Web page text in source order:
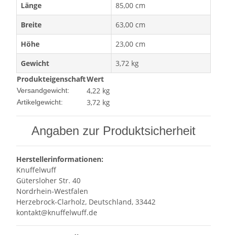
Länge
85,00 cm
Breite
63,00 cm
Höhe
23,00 cm
Gewicht
3,72 kg
ProdukteigenschaftWert
Versandgewicht: 4,22 kg
Artikelgewicht: 3,72 kg
Angaben zur Produktsicherheit
Herstellerinformationen:
Knuffelwuff
Gütersloher Str. 40
Nordrhein-Westfalen
Herzebrock-Clarholz, Deutschland, 33442
kontakt@knuffelwuff.de